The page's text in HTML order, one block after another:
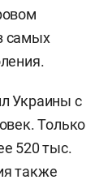
самых
Украины с
Только
520 тыс.
также